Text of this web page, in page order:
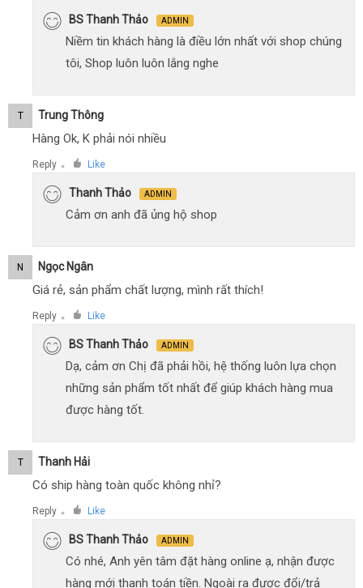
BS Thanh Thảo ADMIN
Niềm tin khách hàng là điều lớn nhất với shop chúng
tôi, Shop luôn luôn lắng nghe
T Trung Thông
Hàng Ok, K phải nói nhiều
Reply ● Like
Thanh Thảo ADMIN
Cảm ơn anh đã ủng hộ shop
N Ngọc Ngân
Giá rẻ, sản phẩm chất lượng, mình rất thích!
Reply ● Like
BS Thanh Thảo ADMIN
Dạ, cảm ơn Chị đã phải hồi, hệ thống luôn lựa chọn
những sản phẩm tốt nhất để giúp khách hàng mua
được hàng tốt.
T Thanh Hải
Có ship hàng toàn quốc không nhỉ?
Reply ● Like
BS Thanh Thảo ADMIN
Có nhé, Anh yên tâm đặt hàng online ạ, nhận được
hàng mới thanh toán tiền. Ngoài ra được đổi/trả